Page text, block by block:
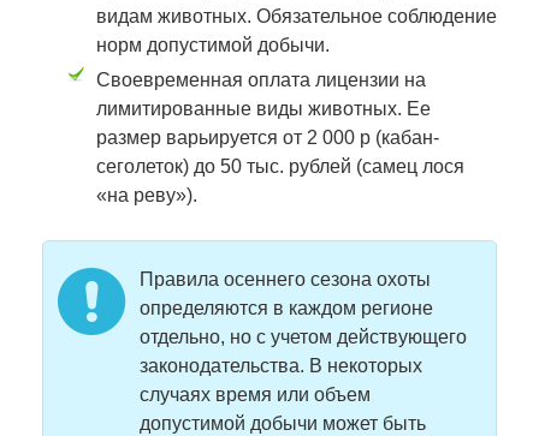
видам животных. Обязательное соблюдение
норм допустимой добычи.
Своевременная оплата лицензии на
лимитированные виды животных. Ее
размер варьируется от 2 000 р (кабан-
сеголеток) до 50 тыс. рублей (самец лося
«на реву»).
Правила осеннего сезона охоты
определяются в каждом регионе
отдельно, но с учетом действующего
законодательства. В некоторых
случаях время или объем
допустимой добычи может быть